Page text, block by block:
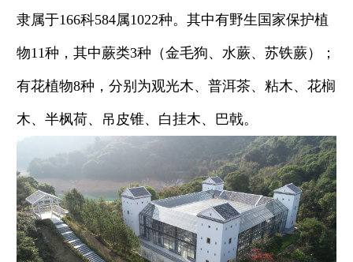
隶属于166科584属1022种。其中有野生国家保护植
物11种，其中蕨类3种（金毛狗、水蕨、苏铁蕨）；
有花植物8种，分别为观光木、普洱茶、粘木、花榈
木、半枫荷、吊皮锥、白挂木、巴戟。